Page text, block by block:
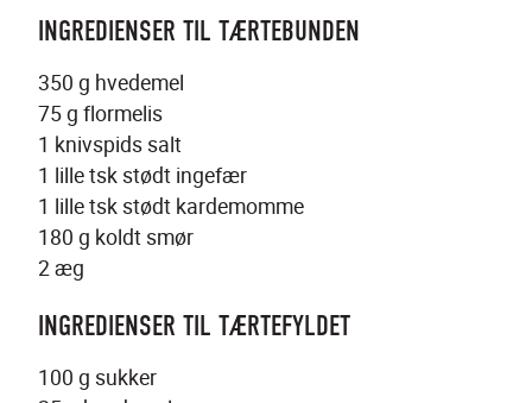
INGREDIENSER TIL TÆRTEBUNDEN
350 g hvedemel
75 g flormelis
1 knivspids salt
1 lille tsk stødt ingefær
1 lille tsk stødt kardemomme
180 g koldt smør
2 æg
INGREDIENSER TIL TÆRTEFYLDET
100 g sukker